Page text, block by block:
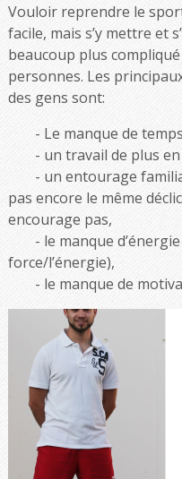
Vouloir reprendre le
facile, mais s’y mettre et
beaucoup plus
personnes. Les
des gens sont:
Le manque de
un travail de plus
un entourage
pas encore le même
encourage pas,
le manque
force/l’énergie),
le manque de